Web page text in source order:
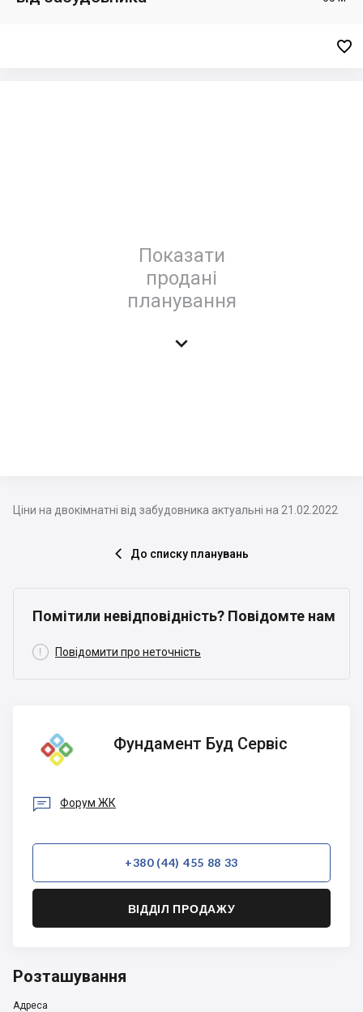

Показати
продані
планування

Ціни на двокімнатні від забудовника актуальні на 21.02.2022
 До списку планувань
Помітили невідповідність? Повідомте нам
 Повідомити про неточність
Фундамент
Буд
Сервіс
Фундамент Буд Сервіс
 Форум ЖК
+380 (44) 455 88 33
ВІДДІЛ ПРОДАЖУ
Розташування
Адреса